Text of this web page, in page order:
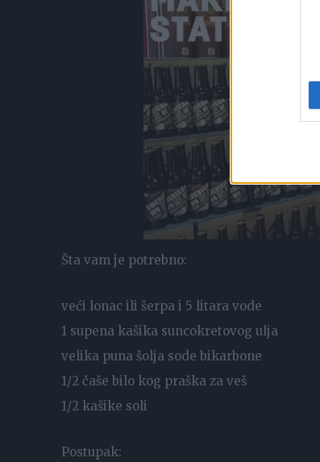
Šta vam je potrebno:
veći lonac ili šerpa i 5 litara vode
1 supena kašika suncokretovog ulja
velika puna šolja sode bikarbone
1/2 čaše bilo kog praška za veš
1/2 kašike soli
Postupak: